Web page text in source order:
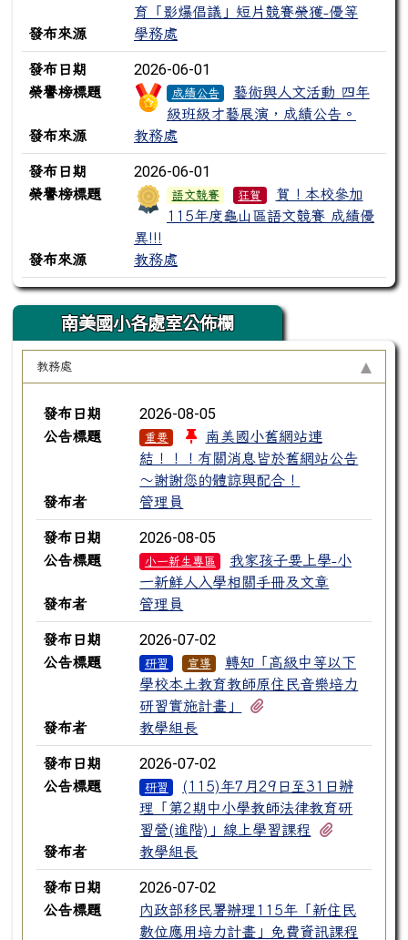
育「影爆倡議」短片競賽榮獲-優等
發布來源
學務處
發布日期 2026-06-01
榮譽榜標題 成績公告
藝術與人文活動 四年
級班級才藝展演，成績公告。
發布來源
教務處
發布日期 2026-06-01
榮譽榜標題 語文競賽 狂賀
賀！本校參加
115年度龜山區語文競賽 成績優
異!!!
發布來源
教務處
南美國小各處室公佈欄
教務處
新聞列表
發布日期 2026-08-05
公告標題 重要
南美國小舊網站連
結！！！有關消息皆於舊網站公告
～謝謝您的體諒與配合！
發布者
管理員
發布日期 2026-08-05
公告標題 小一新生專區
我家孩子要上學-小
一新鮮人入學相關手冊及文章
發布者
管理員
發布日期 2026-07-02
公告標題 研習 宣導
轉知「高級中等以下
學校本土教育教師原住民音樂培力
研習實施計畫」
發布者
教學組長
發布日期 2026-07-02
公告標題 研習
(115)年7月29日至31日辦
理「第2期中小學教師法律教育研
習營(進階)」線上學習課程
發布者
教學組長
發布日期 2026-07-02
公告標題
內政部移民署辦理115年「新住民
數位應用培力計畫」免費資訊課程